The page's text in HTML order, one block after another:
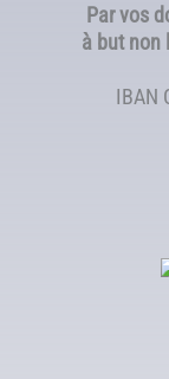
Par vos
à but non
IBAN